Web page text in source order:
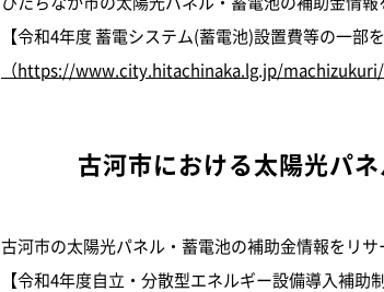
【令和4年度 蓄電システム(蓄電池)設置費等の一部
（https://www.city.hitachinaka.lg.jp/machizukuri/
古河市における太陽光パ
古河市の太陽光パネル・蓄電池の補助金情報をリ
【令和4年度自立・分散型エネルギー設備導入補助制